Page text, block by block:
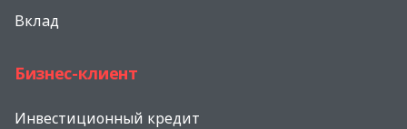
Вклад
Бизнес-клиент
Инвестиционный кредит